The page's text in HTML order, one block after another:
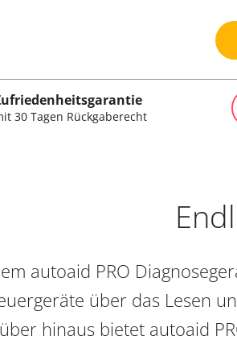
30 Tagen Rückgaberecht
autoaid PRO
über das Lesen
hinaus bietet autoaid